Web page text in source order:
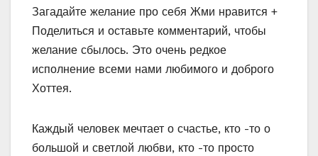
Загадайте желание про себя Жми нравится +
Поделиться и оставьте комментарий, чтобы
желание сбылось. Это очень редкое
исполнение всеми нами любимого и доброго
Хоттея.
Каждый человек мечтает о счастье, кто -то о
большой и светлой любви, кто -то просто